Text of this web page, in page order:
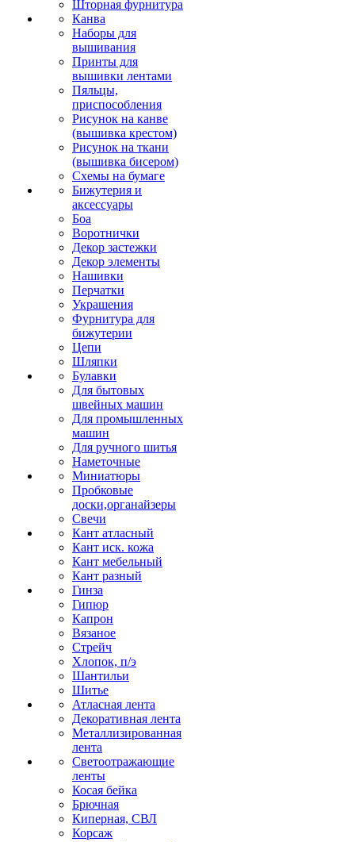
Шторная фурнитура
Канва
Наборы для
вышивания
Принты для
вышивки лентами
Пяльцы,
приспособления
Рисунок на канве
(вышивка крестом)
Рисунок на ткани
(вышивка бисером)
Схемы на бумаге
Бижутерия и
аксессуары
Боа
Воротнички
Декор застежки
Декор элементы
Нашивки
Перчатки
Украшения
Фурнитура для
бижутерии
Цепи
Шляпки
Булавки
Для бытовых
швейных машин
Для промышленных
машин
Для ручного шитья
Наметочные
Миниатюры
Пробковые
доски,органайзеры
Свечи
Кант атласный
Кант иск. кожа
Кант мебельный
Кант разный
Гинза
Гипюр
Капрон
Вязаное
Стрейч
Хлопок, п/э
Шантильи
Шитье
Атласная лента
Декоративная лента
Металлизированная
лента
Светоотражающие
ленты
Косая бейка
Брючная
Киперная, СВЛ
Корсаж